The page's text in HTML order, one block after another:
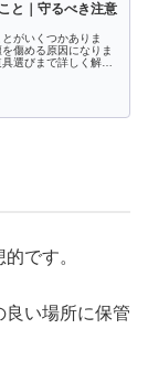
と｜守るべき注意
がいくつかありま
傷める原因になりま
選びまで詳しく解説
です。
良い場所に保管